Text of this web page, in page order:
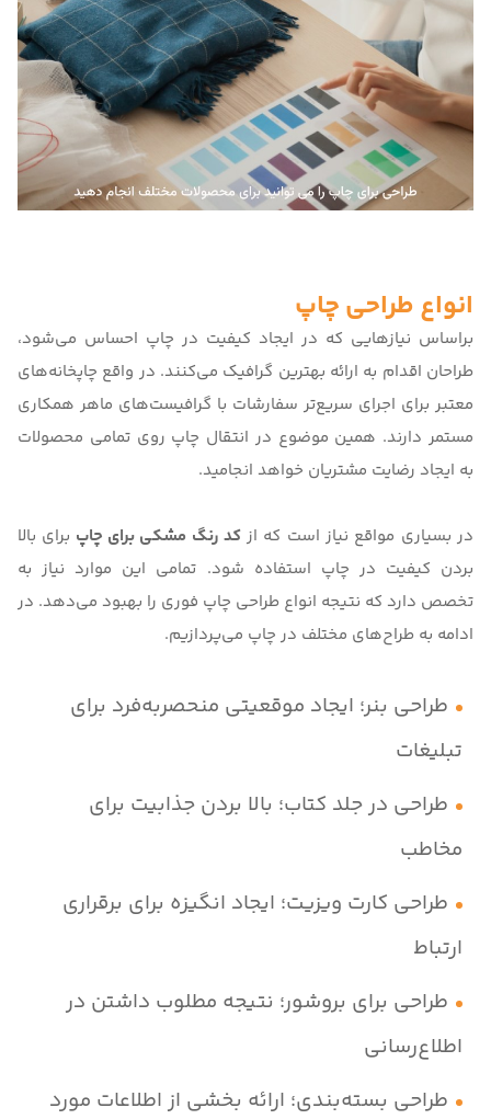
انواع طراحی چاپ
براساس نیازهایی که در ایجاد کیفیت در چاپ احساس می‌شود،
طراحان اقدام به ارائه بهترین گرافیک می‌کنند. در واقع چاپخانه‌های
معتبر برای اجرای سریع‌تر سفارشات با گرافیست‌های ماهر همکاری
مستمر دارند. همین موضوع در انتقال چاپ روی تمامی محصولات
به ایجاد رضایت مشتریان خواهد انجامید.
در بسیاری مواقع نیاز است که ازکد رنگ مشکی برای چاپ برای بالا
بردن کیفیت در چاپ استفاده شود. تمامی این موارد نیاز به
تخصص دارد که نتیجه انواع طراحی چاپ فوری را بهبود می‌دهد. در
ادامه به طراح‌های مختلف در چاپ می‌پردازیم.
طراحی بنر؛ ایجاد موقعیتی منحصربه‌فرد برای
تبلیغات
طراحی در جلد کتاب؛ بالا بردن جذابیت برای
مخاطب
طراحی کارت ویزیت؛ ایجاد انگیزه برای برقراری
ارتباط
طراحی برای بروشور؛ نتیجه مطلوب داشتن در
اطلاع‌رسانی
طراحی بسته‌بندی؛ ارائه بخشی از اطلاعات مورد